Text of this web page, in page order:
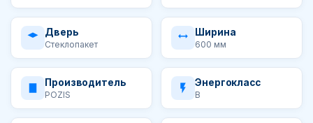
Дверь
Стеклопакет
Ширина
600 мм
Производитель
POZIS
Энергокласс
B